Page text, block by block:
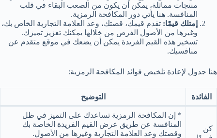
منتجات مماثلة، يمكن أن يكون من الصعب البقاء في قلب
المنافسة. هنا يأتي دور المكافحة الرمزية.
إمتلك قيمًا: تقدم قيمك، قصتك، وعد العلامة التجارية الخاص بك،
وغيرها من الأصول الفرص من خلالها يمكنك تعزيز تميزك.
تسخير هذه القيم الفريدة يمكن أن يضعك في موقع متقدم عن
منافسيك.
هنا جدول لإعادة تلخيص فوائد المكافحة الرمزية:
الفائدة التوضيح
كن
* إن المكافحة الرمزية تساعدك على التميز في ظل
المنافسة عن طريق عرض القيم الفريدة الخاصة بك
وقصتك وعد العلامة التجارية وغيرها من الأصول.